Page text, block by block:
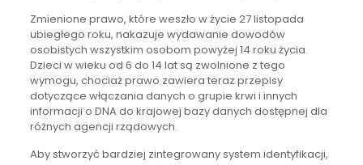
Zmienione prawo, które weszło w życie 27 listopada
ubiegłego roku, nakazuje wydawanie dowodów
osobistych wszystkim osobom powyżej 14 roku życia.
Dzieci w wieku od 6 do 14 lat są zwolnione z tego
wymogu, chociaż prawo zawiera teraz przepisy
dotyczące włączania danych o grupie krwi i innych
informacji o DNA do krajowej bazy danych dostępnej dla
różnych agencji rządowych.
Aby stworzyć bardziej zintegrowany system identyfikacji,